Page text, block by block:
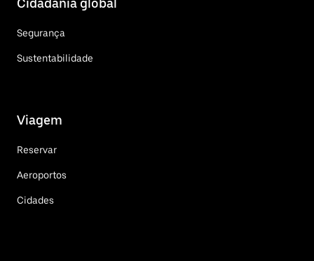
Cidadania global
Segurança
Sustentabilidade
Viagem
Reservar
Aeroportos
Cidades